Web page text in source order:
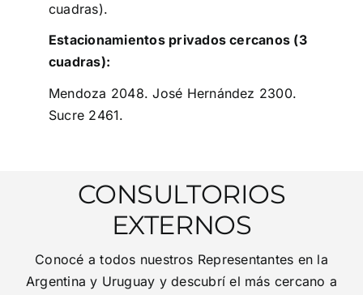
cuadras).
Estacionamientos privados cercanos (3
cuadras):
Mendoza 2048. José Hernández 2300.
Sucre 2461.
CONSULTORIOS
EXTERNOS
Conocé a todos nuestros Representantes en la
Argentina y Uruguay y descubrí el más cercano a